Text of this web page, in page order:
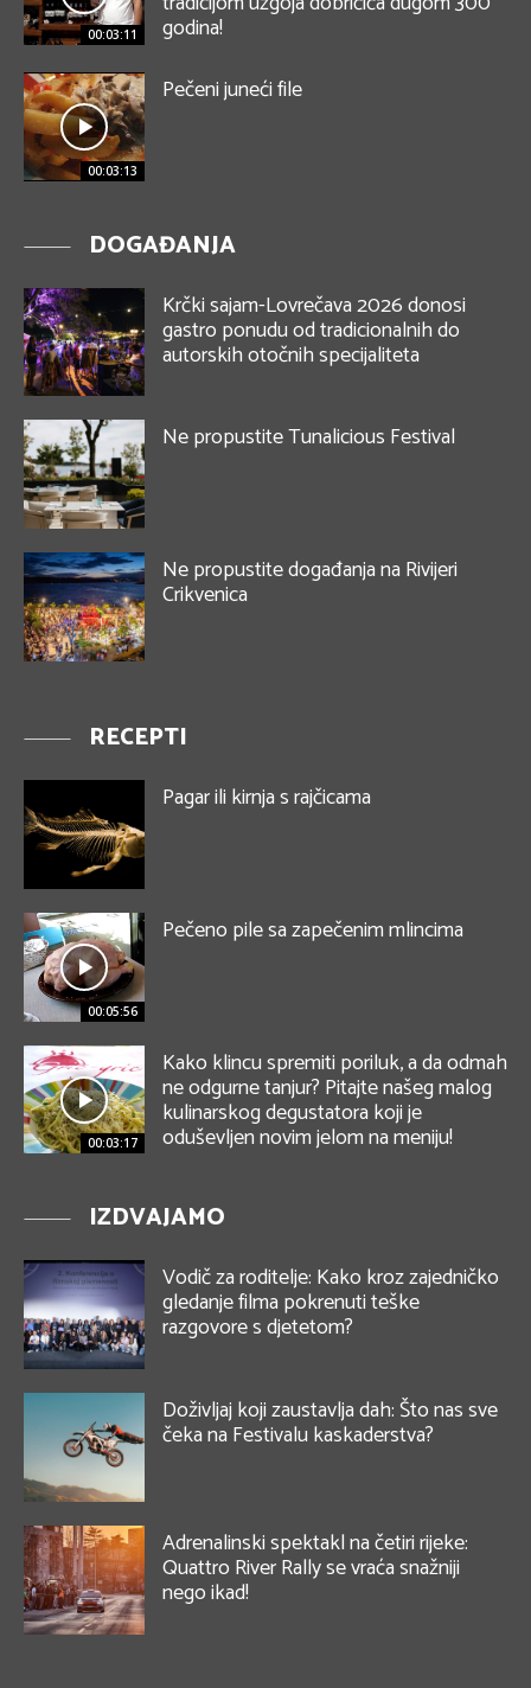
00:03:11 godina!
00:03:13
Pečeni juneći file
DOGAĐANJA
Krčki sajam-Lovrečava 2026 donosi
gastro ponudu od tradicionalnih do
autorskih otočnih specijaliteta
Ne propustite Tunalicious Festival
Ne propustite događanja na Rivijeri
Crikvenica
RECEPTI
Pagar ili kirnja s rajčicama
00:05:56
Pečeno pile sa zapečenim mlincima
00:03:17
Kako klincu spremiti poriluk, a da odmah
ne odgurne tanjur? Pitajte našeg malog
kulinarskog degustatora koji je
oduševljen novim jelom na meniju!
IZDVAJAMO
Vodič za roditelje: Kako kroz zajedničko
gledanje filma pokrenuti teške
razgovore s djetetom?
Doživljaj koji zaustavlja dah: Što nas sve
čeka na Festivalu kaskaderstva?
Adrenalinski spektakl na četiri rijeke:
Quattro River Rally se vraća snažniji
nego ikad!